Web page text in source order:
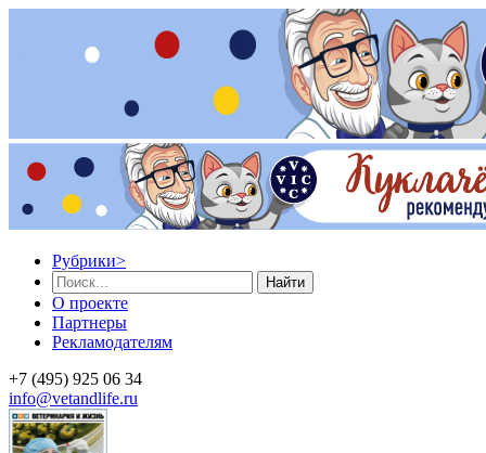
Рубрики>
Найти
О проекте
Партнеры
Рекламодателям
+7 (495) 925 06 34
info@vetandlife.ru